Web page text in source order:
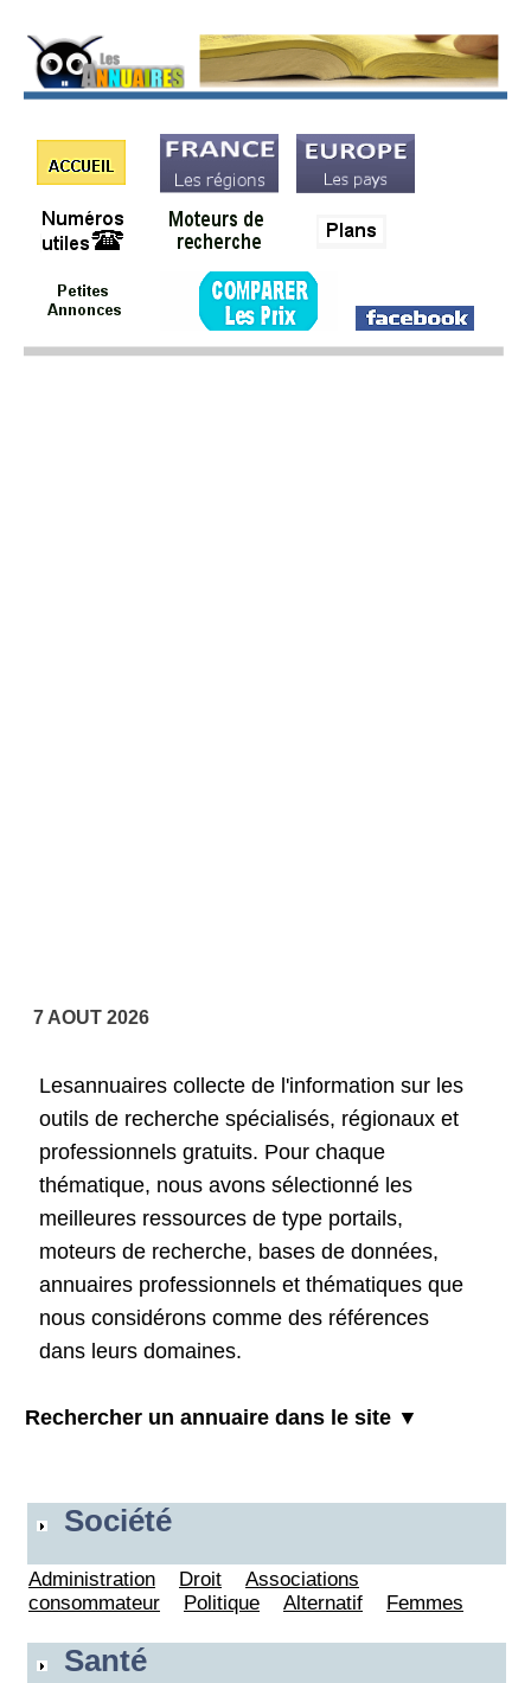
7 AOUT 2026
Lesannuaires collecte de l'information sur les
outils de recherche spécialisés, régionaux et
professionnels gratuits. Pour chaque
thématique, nous avons sélectionné les
meilleures ressources de type portails,
moteurs de recherche, bases de données,
annuaires professionnels et thématiques que
nous considérons comme des références
dans leurs domaines.
Rechercher un annuaire dans le site ▼
Société
Administration Droit
Associations
consommateur
Politique Alternatif Femmes
Santé